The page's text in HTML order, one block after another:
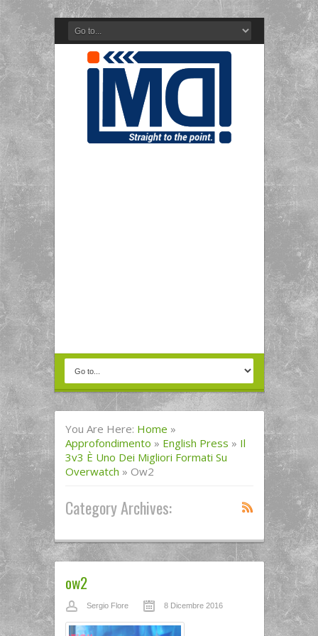
You Are Here: Home »
Approfondimento » English Press » Il
3v3 È Uno Dei Migliori Formati Su
Overwatch » Ow2
Category Archives:
ow2
Sergio Flore 8 Dicembre 2016